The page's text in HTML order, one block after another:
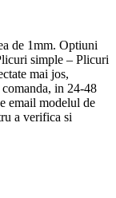
de 1mm. Optiuni
simple – Plicuri
mai jos,
in 24-48
email modelul de
a verifica si